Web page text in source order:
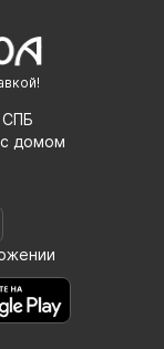
СПБ
домом